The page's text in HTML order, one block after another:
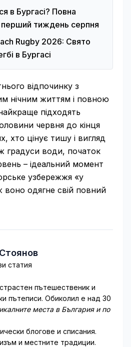
в Бургасі? Повна
перший тиждень серпня
Rugby 2026: Свято
в Бургасі
відпочинку з
нічним життям і повною
підходять
червня до кінця
хто цінує тишу і вигляд
градуси води, початок
– ідеальний момент
узбережжя «у
воно одягне свій повний
статия
пътешественик и
пътеписи. Обиколил е над 30
места в България и по
блогове и списания.
и местните традиции.